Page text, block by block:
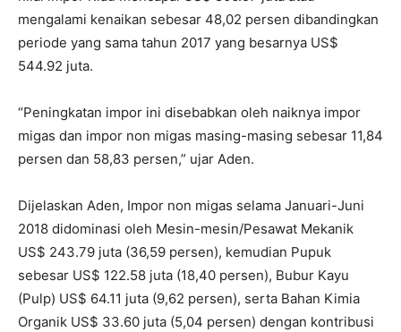
mengalami kenaikan sebesar 48,02 persen dibandingkan
periode yang sama tahun 2017 yang besarnya US$
544.92 juta.
“Peningkatan impor ini disebabkan oleh naiknya impor
migas dan impor non migas masing-masing sebesar 11,84
persen dan 58,83 persen,” ujar Aden.
Dijelaskan Aden, Impor non migas selama Januari-Juni
2018 didominasi oleh Mesin-mesin/Pesawat Mekanik
US$ 243.79 juta (36,59 persen), kemudian Pupuk
sebesar US$ 122.58 juta (18,40 persen), Bubur Kayu
(Pulp) US$ 64.11 juta (9,62 persen), serta Bahan Kimia
Organik US$ 33.60 juta (5,04 persen) dengan kontribusi